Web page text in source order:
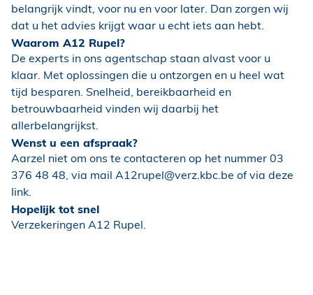
belangrijk vindt, voor nu en voor later. Dan zorgen wij
dat u het advies krijgt waar u echt iets aan hebt.
Waarom A12 Rupel?
De experts in ons agentschap staan alvast voor u
klaar. Met oplossingen die u ontzorgen en u heel wat
tijd besparen. Snelheid, bereikbaarheid en
betrouwbaarheid vinden wij daarbij het
allerbelangrijkst.
Wenst u een afspraak?
Aarzel niet om ons te contacteren op het nummer 03
376 48 48, via mail A12rupel@verz.kbc.be of via deze
link.
Hopelijk tot snel
Verzekeringen A12 Rupel.